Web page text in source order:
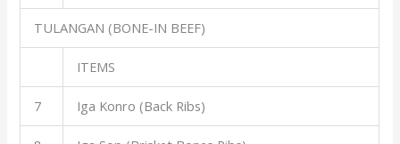
TULANGAN (BONE-IN BEEF)
ITEMS
7 Iga Konro (Back Ribs)